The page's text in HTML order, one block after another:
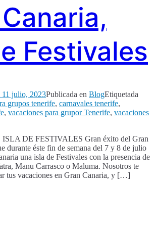
Festivales
11 julio, 2023Publicada en BlogEtiquetada
grupos tenerife, carnavales tenerife,
, vacaciones para grupor Tenerife, vacaciones
DE FESTIVALES Gran éxito del Gran
durante éste fin de semana del 7 y 8 de julio
una isla de Festivales con la presencia de
Manu Carrasco o Maluma. Nosotros te
tus vacaciones en Gran Canaria, y […]